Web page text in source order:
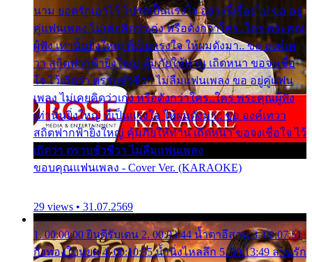
นาม ยอดรักเอาไว้ โปรดเป็นแรงใจ อย่างนี้เรื่อยไป ขอ อยู่
คู่แฟนเพลง ไม่เคยคิดว่าเก่ง หรือดังกว่าใคร..ใคร พระคุณ
ผู้ฟัง เท่านั้นยิ่งใหญ่ ที่เป็นแรงใจ ให้ผมดังมา.. ขอ องค์เท
วา สถิตฟากฟ้ายิ่งใหญ่ คุ้มภัยให้ท่าน เถิดหนา ขอจงเชื่อ
ใจ ไว้เถิดว่า ตราบชั่วชีวา ไม่ลืมแฟนเพลง ขอ อยู่คู่แฟน
เพลง ไม่เคยคิดว่าเก่ง หรือดังกว่าใคร..ใคร พระคุณผู้ฟัง
เท่านั้นยิ่งใหญ่ ที่เป็นแรงใจ ให้ผมดังมา.. ขอ องค์เทวา
สถิตฟากฟ้ายิ่งใหญ่ คุ้มภัยให้ท่าน เถิดหนา ขอจงเชื่อใจ ไว้
เถิดว่า ตราบชั่วชีวา ไม่ลืมแฟนเพลง
ขอบคุณแฟนเพลง - Cover Ver. (KARAOKE)
29 views • 31.07.2569
1. 00:00:00 ยินดีรับเดน 2. 00:03:44 น้ำตาอีสาน 3. 00:07:51
กิ่งทองใบหยก 4. 00:10:35 น้ำนิ่งไหลลึก 5. 00:13:49 ลานรัก